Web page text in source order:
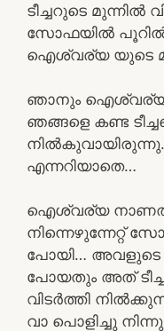
ടീച്ചറുടെ
സോഫയിൽ
ഐശ്വര്യ യുടെ
ഞാനും
ഞങ്ങളെ കണ്ട
എന്നറിയാതെ…
ഐശ്വര്യ
നിന്നെഴുന്നേറ്റ്
പോയി… അവളുടെ
പോയതും അത്
വിടർത്തി
വാ പൊളിച്ചു